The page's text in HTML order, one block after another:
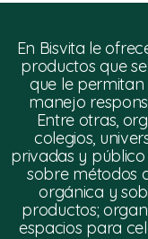
En Bisvita le
productos que
que le
manejo
Entre otras,
colegios,
privadas y
sobre métodos
orgánica y
productos;
espacios para